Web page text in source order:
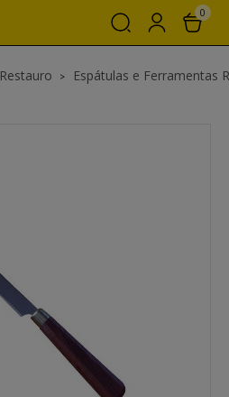
0
Restauro Espátulas e Ferramentas